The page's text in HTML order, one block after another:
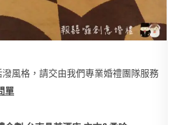
風格，請交由我們專業婚禮團隊服務
單